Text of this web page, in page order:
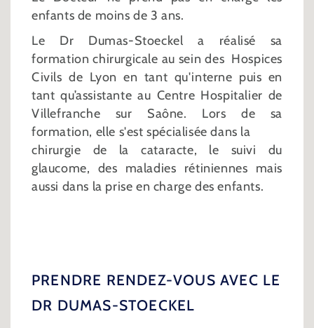
enfants de moins de 3 ans.
Le Dr Dumas-Stoeckel a réalisé sa
formation chirurgicale au sein des Hospices
Civils de Lyon en tant qu'interne puis en
tant qu’assistante au Centre Hospitalier de
Villefranche sur Saône. Lors de sa
formation, elle s'est spécialisée dans la
chirurgie de la cataracte, le suivi du
glaucome, des maladies rétiniennes mais
aussi dans la prise en charge des enfants.
PRENDRE RENDEZ-VOUS AVEC LE
DR DUMAS-STOECKEL